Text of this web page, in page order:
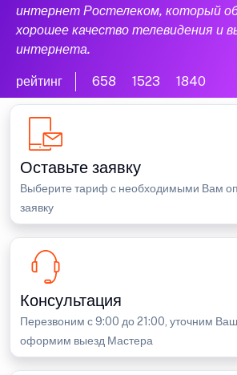
интернет Ростелеком, который
хорошее качество телевидения и
интернета.
рейтинг 658 1523 1840
Оставьте заявку
Выберите тариф с необходимыми Вам
заявку
Консультация
Перезвоним с 9:00 до 21:00, уточним
оформим выезд Мастера